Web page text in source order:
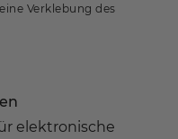
Verklebung des
elektronische